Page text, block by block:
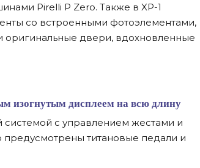
Pirelli P Zero. Также в XP-1
со встроенными фотоэлементами,
оригинальные двери, вдохновленные
изогнутым дисплеем на всю длину
системой с управлением жестами и
титановые педали и